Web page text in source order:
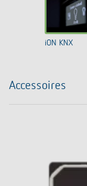
iON KNX
Accessoires